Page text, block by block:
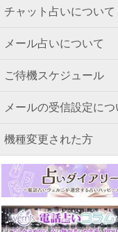
チャット占いについて
メール占いについて
ご待機スケジュール
メールの受信設定につ
機種変更された方